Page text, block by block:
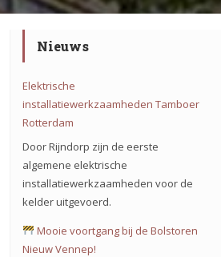
Nieuws
Elektrische
installatiewerkzaamheden Tamboer
Rotterdam
Door Rijndorp zijn de eerste
algemene elektrische
installatiewerkzaamheden voor de
kelder uitgevoerd.
Mooie voortgang bij de Bolstoren
Nieuw Vennep!